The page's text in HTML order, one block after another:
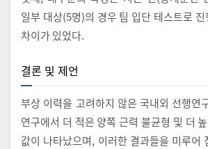
일부 대상(5명)의 경우 팀 입단 테스트로
차이가 있었다.
결론 및 제언
부상 이력을 고려하지 않은 국내외 선행연
연구에서 더 적은 양쪽 근력 불균형 및 더
값이 나타났으며, 이러한 결과들을 미루어